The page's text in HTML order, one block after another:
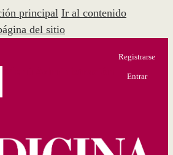
principal Ir al contenido
del sitio
Registrarse
Entrar